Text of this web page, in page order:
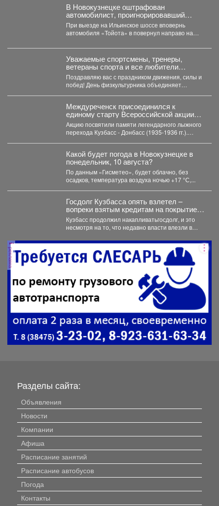
В Новокузнецке оштрафован
автомобилист, проигнорировавший
запрещающий сигнал светофора
При выезде на Ильинское шоссе вповернь
автомобиля «Тойота» в повернул направо на
Уважаемые спортсмены, тренеры,
ветераны спорта и все любители
активного образа жизни!
Поздравляю вас с праздником движения, силы и
побед! День физкультурника объединяет
Междуреченск присоединился к
единому старту Всероссийской акции
«Шахтерское братство. Сильные
духом», которая прошла в 13 угольных
регионах страны.
Акцию посвятили памяти легендарного лыжного
перехода Кузбасс - Донбасс (1935-1936 гг.).
Какой будет погода в Новокузнецке в
понедельник, 10 августа?
По данным «Гисметео», будет облачно, без
осадков, температура воздуха ночью +17 °С,...
Госдолг Кузбасса опять взлетел –
вопреки взятым кредитам на покрытие
долгов
Кузбасс продолжил накапливатьгосдолг, и это
несмотря на то, что недавно власти влезли в
реклама
Разделы сайта:
Объявления
Новости
Компании
Афиша
Расписание занятий
Расписание автобусов
Погода
Контакты